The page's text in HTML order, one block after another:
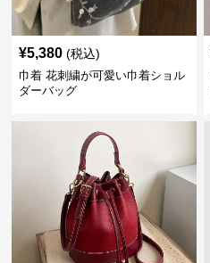
¥5,380 (税込)
巾着 花刺繍が可愛い巾着ショル
ダーバッグ